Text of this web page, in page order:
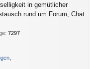
in gemütlicher
rund um Forum, Chat
: 7297
,